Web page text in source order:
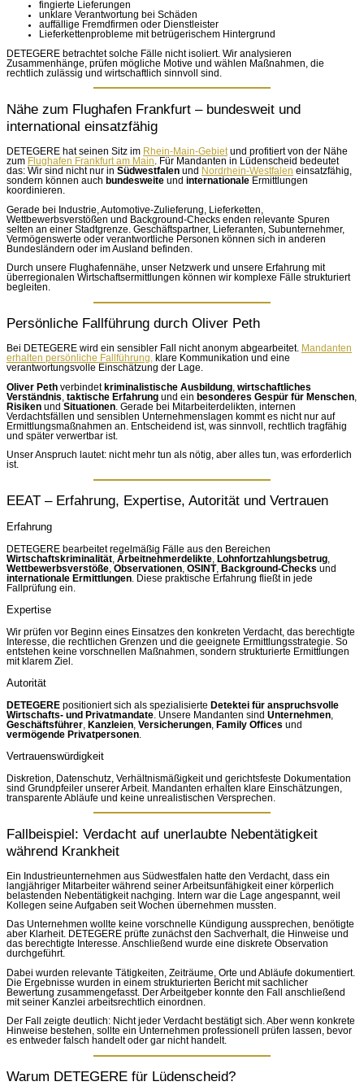
fingierte Lieferungen
unklare Verantwortung bei Schäden
auffällige Fremdfirmen oder Dienstleister
Lieferkettenprobleme mit betrügerischem Hintergrund
DETEGERE betrachtet solche Fälle nicht isoliert. Wir analysieren
Zusammenhänge, prüfen mögliche Motive und wählen Maßnahmen, die
rechtlich zulässig und wirtschaftlich sinnvoll sind.
Nähe zum Flughafen Frankfurt – bundesweit und
international einsatzfähig
DETEGERE hat seinen Sitz im Rhein-Main-Gebiet und profitiert von der Nähe
zum Flughafen Frankfurt am Main . Für Mandanten in Lüdenscheid bedeutet
das: Wir sind nicht nur in Südwestfalen und Nordrhein-Westfalen einsatzfähig,
sondern können auch bundesweite und internationale Ermittlungen
koordinieren.
Gerade bei Industrie, Automotive-Zulieferung, Lieferketten,
Wettbewerbsverstößen und Background-Checks enden relevante Spuren
selten an einer Stadtgrenze. Geschäftspartner, Lieferanten, Subunternehmer,
Vermögenswerte oder verantwortliche Personen können sich in anderen
Bundesländern oder im Ausland befinden.
Durch unsere Flughafennähe, unser Netzwerk und unsere Erfahrung mit
überregionalen Wirtschaftsermittlungen können wir komplexe Fälle strukturiert
begleiten.
Persönliche Fallführung durch Oliver Peth
Bei DETEGERE wird ein sensibler Fall nicht anonym abgearbeitet. Mandanten
erhalten persönliche Fallführung,
klare Kommunikation und eine
verantwortungsvolle Einschätzung der Lage.
Oliver Peth verbindet kriminalistische Ausbildung wirtschaftliches
Verständnis taktische Erfahrung und ein besonderes Gespür für Menschen
Risiken und Situationen . Gerade bei Mitarbeiterdelikten, internen
Verdachtsfällen und sensiblen Unternehmenslagen kommt es nicht nur auf
Ermittlungsmaßnahmen an. Entscheidend ist, was sinnvoll, rechtlich tragfähig
und später verwertbar ist.
Unser Anspruch lautet: nicht mehr tun als nötig, aber alles tun, was erforderlich
ist.
EEAT – Erfahrung, Expertise, Autorität und Vertrauen
Erfahrung
DETEGERE bearbeitet regelmäßig Fälle aus den Bereichen
Wirtschaftskriminalität Arbeitnehmerdelikte Lohnfortzahlungsbetrug
Wettbewerbsverstöße Observationen OSINT, Background-Checks und
internationale Ermittlungen . Diese praktische Erfahrung fließt in jede
Fallprüfung ein.
Expertise
Wir prüfen vor Beginn eines Einsatzes den konkreten Verdacht, das berechtigte
Interesse, die rechtlichen Grenzen und die geeignete Ermittlungsstrategie. So
entstehen keine vorschnellen Maßnahmen, sondern strukturierte Ermittlungen
mit klarem Ziel.
Autorität
DETEGERE positioniert sich als spezialisierte Detektei für anspruchsvolle
Wirtschafts- und Privatmandate . Unsere Mandanten sind Unternehmen
Geschäftsführer
Kanzleien Versicherungen Family Offices und
vermögende Privatpersonen
Vertrauenswürdigkeit
Diskretion, Datenschutz, Verhältnismäßigkeit und gerichtsfeste Dokumentation
sind Grundpfeiler unserer Arbeit. Mandanten erhalten klare Einschätzungen,
transparente Abläufe und keine unrealistischen Versprechen.
Fallbeispiel: Verdacht auf unerlaubte Nebentätigkeit
während Krankheit
Ein Industrieunternehmen aus Südwestfalen hatte den Verdacht, dass ein
langjähriger Mitarbeiter während seiner Arbeitsunfähigkeit einer körperlich
belastenden Nebentätigkeit nachging. Intern war die Lage angespannt, weil
Kollegen seine Aufgaben seit Wochen übernehmen mussten.
Das Unternehmen wollte keine vorschnelle Kündigung aussprechen, benötigte
aber Klarheit. DETEGERE prüfte zunächst den Sachverhalt, die Hinweise und
das berechtigte Interesse. Anschließend wurde eine diskrete Observation
durchgeführt.
Dabei wurden relevante Tätigkeiten, Zeiträume, Orte und Abläufe dokumentiert.
Die Ergebnisse wurden in einem strukturierten Bericht mit sachlicher
Bewertung zusammengefasst. Der Arbeitgeber konnte den Fall anschließend
mit seiner Kanzlei arbeitsrechtlich einordnen.
Der Fall zeigte deutlich: Nicht jeder Verdacht bestätigt sich. Aber wenn konkrete
Hinweise bestehen, sollte ein Unternehmen professionell prüfen lassen, bevor
es entweder falsch handelt oder gar nicht handelt.
Warum DETEGERE für Lüdenscheid?